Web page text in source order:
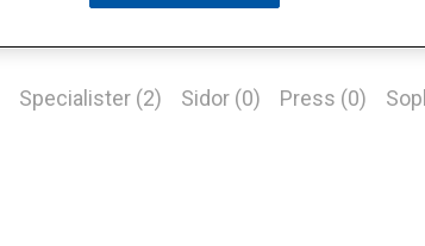
Specialister (2) Sidor (0) Press (0)